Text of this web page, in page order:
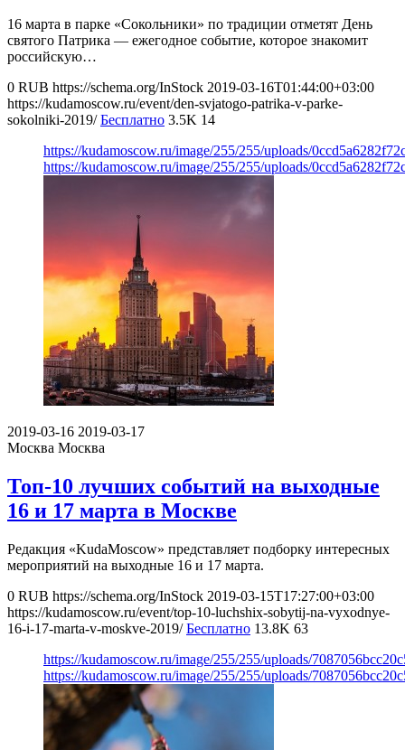
16 марта в парке «Сокольники» по традиции отметят День
святого Патрика — ежегодное событие, которое знакомит
российскую…
0 RUB https://schema.org/InStock 2019-03-16T01:44:00+03:00
https://kudamoscow.ru/event/den-svjatogo-patrika-v-parke-
sokolniki-2019/ Бесплатно 3.5K 14
https://kudamoscow.ru/image/255/255/uploads/
https://kudamoscow.ru/image/255/255/uploads/
2019-03-16 2019-03-17
Москва Москва
Топ-10 лучших событий на выходные
16 и 17 марта в Москве
Редакция «KudaMoscow» представляет подборку интересных
мероприятий на выходные 16 и 17 марта.
0 RUB https://schema.org/InStock 2019-03-15T17:27:00+03:00
https://kudamoscow.ru/event/top-10-luchshix-sobytij-na-vyxodnye-
16-i-17-marta-v-moskve-2019/ Бесплатно 13.8K 63
https://kudamoscow.ru/image/255/255/uploads/
https://kudamoscow.ru/image/255/255/uploads/